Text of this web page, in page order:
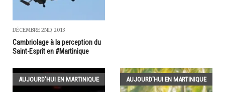
DÉCEMBRE 2ND, 2013
Cambriolage à la perception du
Saint-Esprit en #Martinique
AUJOURD'HUI EN MARTINIQUE AUJOURD'HUI EN MARTINIQUE